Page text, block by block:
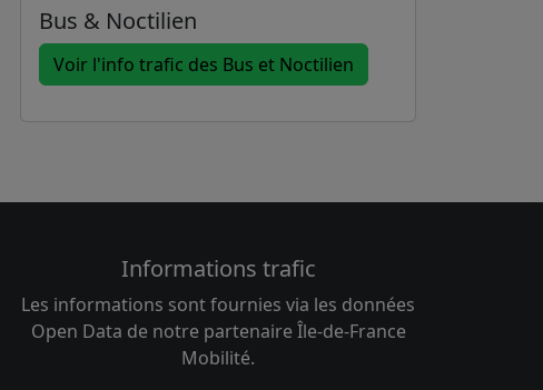
Bus & Noctilien
Voir l'info trafic des Bus et Noctilien
Informations trafic
Les informations sont fournies via les données
Open Data de notre partenaire Île-de-France
Mobilité.